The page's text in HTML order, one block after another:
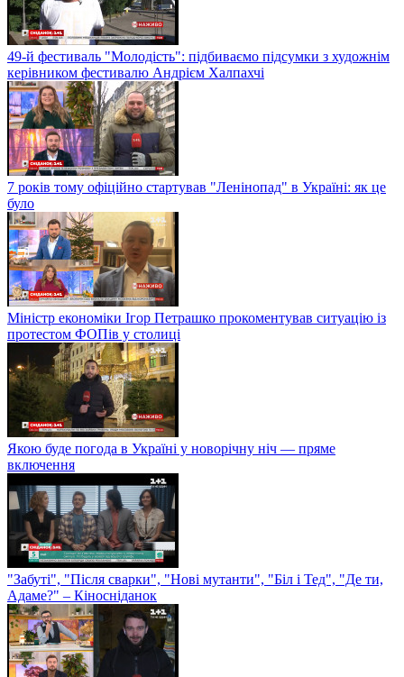
49-й фестиваль "Молодість": підбиваємо підсумки з художнім
керівником фестивалю Андрієм Халпахчі
7 років тому офіційно стартував "Ленінопад" в Україні: як це
було
Міністр економіки Ігор Петрашко прокоментував ситуацію із
протестом ФОПів у столиці
Якою буде погода в Україні у новорічну ніч — пряме
включення
"Забуті", "Після сварки", "Нові мутанти", "Біл і Тед", "Де ти,
Адаме?" – Кіносніданок